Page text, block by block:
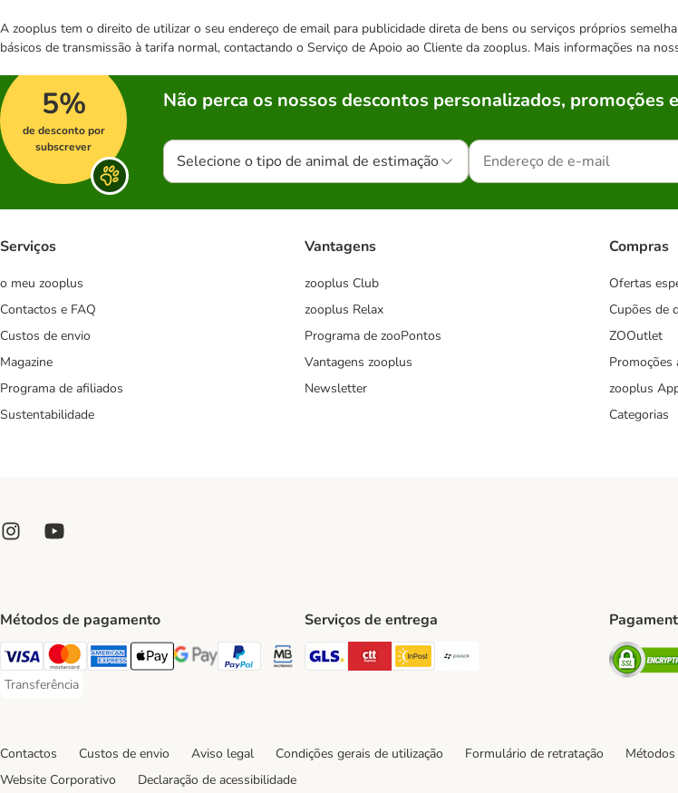
A zooplus tem o direito de utilizar o seu endereço de email para publicidade direta de bens ou serviços próprios
básicos de transmissão à tarifa normal, contactando o Serviço de Apoio ao Cliente da zooplus. Mais informações na
5%
de desconto por
subscrever
Não perca os nossos descontos personalizados, promoções
Selecione o tipo de animal de estimação
Serviços
o meu zooplus
Contactos e FAQ
Custos de envio
Magazine
Programa de afiliados
Sustentabilidade
Vantagens
zooplus Club
zooplus Relax
Programa de zooPontos
Vantagens zooplus
Newsletter
Compras
Ofertas
Cupões de
ZOOutlet
Promoções
zooplus
Categorias
Métodos de pagamento
Visa Payment Method
Mastercard Payment Method
American Express Payment Method
Apple Pay Payment Method
Google Pay Payment Method
PayPal Payment Method
Multibanco Payment Method
Transferência
Transferência Payment Method
Serviços de entrega
GLS Shipping Method
CTTExpress Shipping Method
InPost Shipping Method
Paack Shipping Method
Contactos Custos de envio Aviso legal Condições gerais de utilização Formulário de retratação
Website Corporativo
Declaração de acessibilidade